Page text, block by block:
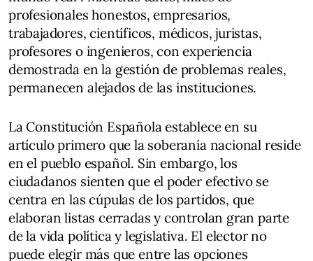
profesionales honestos, empresarios,
trabajadores, científicos, médicos, juristas,
profesores o ingenieros, con experiencia
demostrada en la gestión de problemas reales,
permanecen alejados de las instituciones.
La Constitución Española establece en su
artículo primero que la soberanía nacional reside
en el pueblo español. Sin embargo, los
ciudadanos sienten que el poder efectivo se
centra en las cúpulas de los partidos, que
elaboran listas cerradas y controlan gran parte
de la vida política y legislativa. El elector no
puede elegir más que entre las opciones